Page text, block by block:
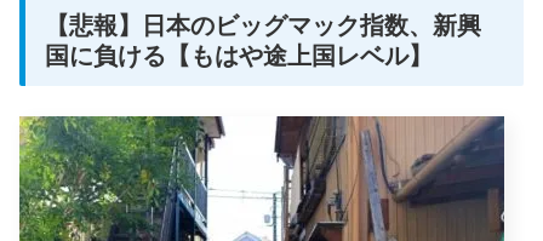
【悲報】日本のビッグマック指数、新興
国に負ける【もはや途上国レベル】